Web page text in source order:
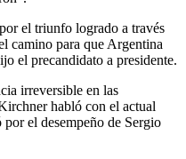
el triunfo logrado a través
camino para que Argentina
el precandidato a presidente.
irreversible en las
habló con el actual
el desempeño de Sergio